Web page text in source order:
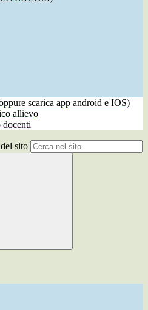
scarica app android e IOS)
allievo
docenti
sito